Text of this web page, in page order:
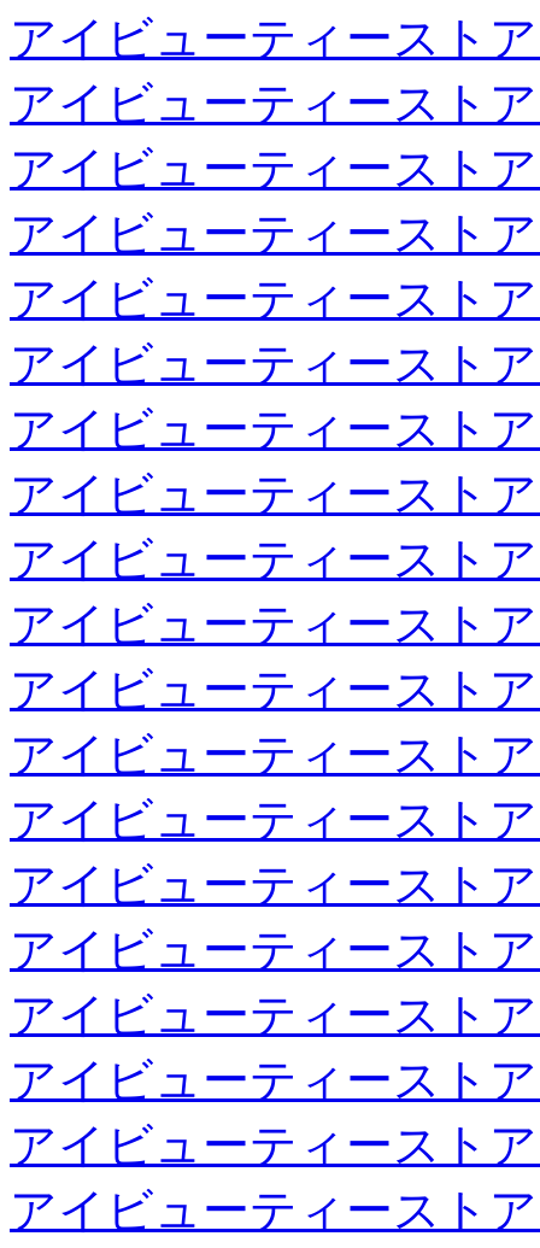
アイビューティースト
アイビューティースト
アイビューティースト
アイビューティースト
アイビューティースト
アイビューティースト
アイビューティースト
アイビューティースト
アイビューティースト
アイビューティースト
アイビューティースト
アイビューティースト
アイビューティースト
アイビューティースト
アイビューティースト
アイビューティースト
アイビューティースト
アイビューティースト
アイビューティースト